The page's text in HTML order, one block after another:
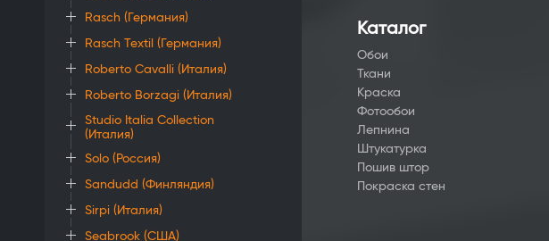
Rasch (Германия)
Rasch Textil (Германия)
Roberto Cavalli (Италия)
Roberto Borzagi (Италия)
Studio Italia Collection
(Италия)
Solo (Россия)
Sandudd (Финляндия)
Sirpi (Италия)
Seabrook (США)
Каталог
Обои
Ткани
Краска
Фотообои
Лепнина
Штукатурка
Пошив штор
Покраска стен